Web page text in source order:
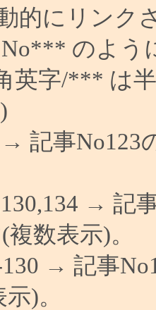
的にリンク
のよう
英字/*** は
→ 記事No123
→ 記
複数表示)。
130 → 記事
)。